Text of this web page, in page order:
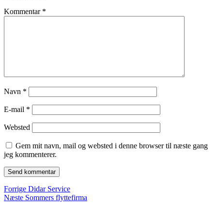
Kommentar *
Navn *
E-mail *
Websted
Gem mit navn, mail og websted i denne browser til næste gang
jeg kommenterer.
Indlægsnavigation
Forrige Forrige
indlæg:
Didar Service
Næste Næste
Sommers flyttefirma